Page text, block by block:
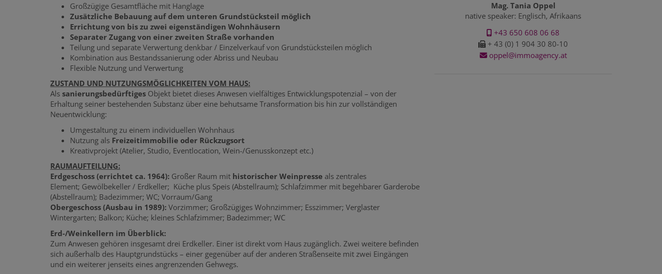
Großzügige Gesamtfläche mit Hanglage
Zusätzliche Bebauung auf dem unteren Grundstücksteil möglich
Errichtung von bis zu zwei eigenständigen Wohnhäusern
Separater Zugang von einer zweiten Straße vorhanden
Teilung und separate Verwertung denkbar / Einzelverkauf von Grundstücksteilen möglich
Kombination aus Bestandssanierung oder Abriss und Neubau
Flexible Nutzung und Verwertung
ZUSTAND UND NUTZUNGSMÖGLICHKEITEN VOM HAUS:
Als sanierungsbedürftiges Objekt bietet dieses Anwesen vielfältiges Entwicklungspotenzial – von der
Erhaltung seiner bestehenden Substanz über eine behutsame Transformation bis hin zur vollständigen
Neuentwicklung:
Umgestaltung zu einem individuellen Wohnhaus
Nutzung als Freizeitimmobilie oder Rückzugsort
Kreativprojekt (Atelier, Studio, Eventlocation, Wein-/Genusskonzept etc.)
RAUMAUFTEILUNG:
Erdgeschoss (errichtet ca. 1964): Großer Raum mit historischer Weinpresse als zentrales
Element; Gewölbekeller / Erdkeller; Küche plus Speis (Abstellraum); Schlafzimmer mit begehbarer Garderobe
(Abstellraum); Badezimmer; WC; Vorraum/Gang
Obergeschoss (Ausbau in 1989): Vorzimmer; Großzügiges Wohnzimmer; Esszimmer; Verglaster
Wintergarten; Balkon; Küche; kleines Schlafzimmer; Badezimmer; WC
Erd-/Weinkellern im Überblick:
Zum Anwesen gehören insgesamt drei Erdkeller. Einer ist direkt vom Haus zugänglich. Zwei weitere befinden
sich außerhalb des Hauptgrundstücks – einer gegenüber auf der anderen Straßenseite mit zwei Eingängen
und ein weiterer jenseits eines angrenzenden Gehwegs.
Mag. Tania Oppel
native speaker: Englisch, Afrikaans
+43 650 608 06 68
+ 43 (0) 1 904 30 80-10
oppel@immoagency.at